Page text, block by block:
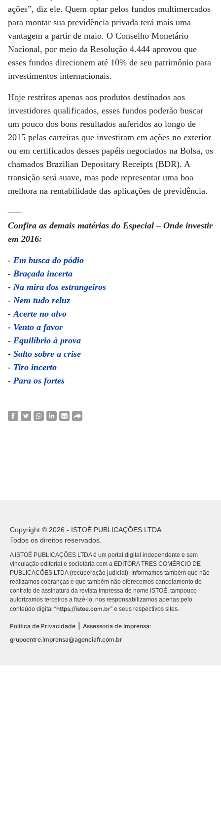
ações”, diz ele. Quem optar pelos fundos multimercados
para montar sua previdência privada terá mais uma
vantagem a partir de maio. O Conselho Monetário
Nacional, por meio da Resolução 4.444 aprovou que
esses fundos direcionem até 10% de seu patrimônio para
investimentos internacionais.
Hoje restritos apenas aos produtos destinados aos
investidores qualificados, esses fundos poderão buscar
um pouco dos bons resultados auferidos ao longo de
2015 pelas carteiras que investiram em ações no exterior
ou em certificados desses papéis negociados na Bolsa, os
chamados Brazilian Depositary Receipts (BDR). A
transição será suave, mas pode representar uma boa
melhora na rentabilidade das aplicações de previdência.
—–
Confira as demais matérias do Especial – Onde investir
em 2016:
- Em busca do pódio
- Braçada incerta
- Na mira dos estrangeiros
- Nem tudo reluz
-Acerte no alvo
- Vento a favor
- Equilíbrio à prova
- Salto sobre a crise
- Tiro incerto
- Para os fortes
Copyright © 2026 - ISTOÉ PUBLICAÇÕES LTDA
Todos os direitos reservados.
A ISTOÉ PUBLICAÇÕES LTDA é um portal digital independente e sem
vinculação editorial e societária com a EDITORA TRES COMÉRCIO DE
PUBLICACÕES LTDA (recuperação judicial). Informamos também que não
realizamos cobranças e que também não oferecemos cancelamento do
contrato de assinatura da revista impressa de nome ISTOÉ, tampouco
autorizamos terceiros a fazê-lo, nos responsabilizamos apenas pelo
conteúdo digital “https://istoe.com.br” e seus respectivos sites.
Política de Privacidade
Assessoria de Imprensa:
grupoentre.imprensa@agenciafr.com.br